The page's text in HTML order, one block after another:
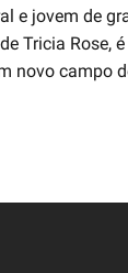
e jovem de
Tricia Rose,
novo campo